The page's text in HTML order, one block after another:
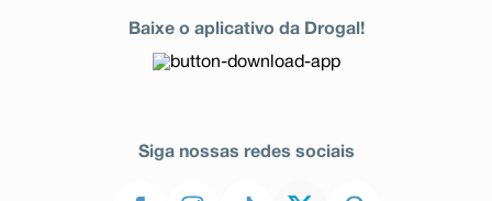
Baixe o aplicativo da Drogal!
Siga nossas redes sociais